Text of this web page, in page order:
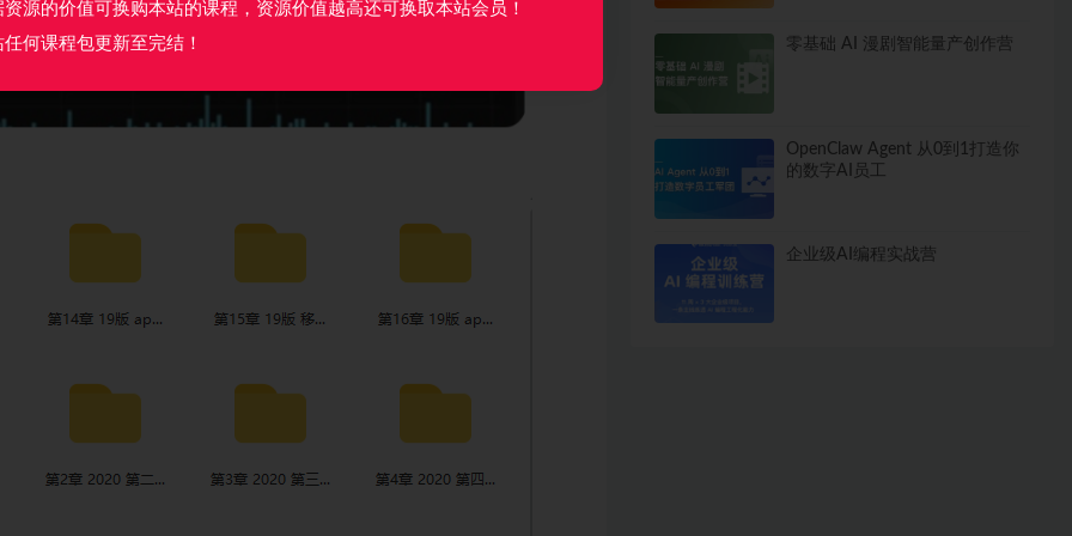
零基础 AI 漫剧智能量产创作营
OpenClaw Agent 从0到1打造你
的数字AI员工
企业级AI编程实战营
资源的价值可换购本站的课程，资源价值越高还可换取本站会员！
任何课程包更新至完结！